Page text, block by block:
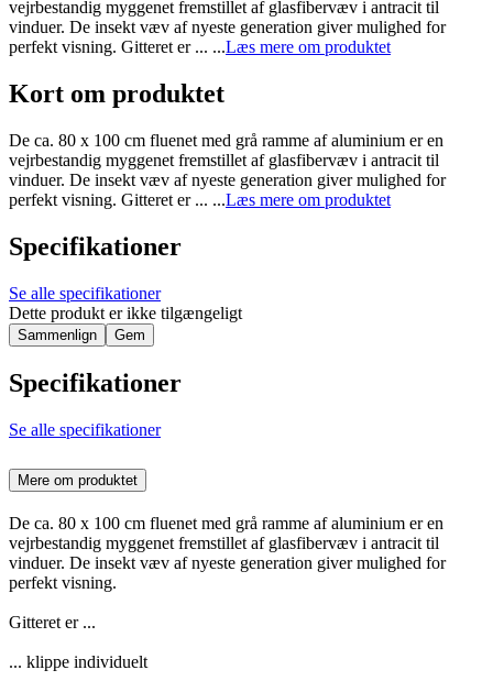
vejrbestandig myggenet fremstillet af glasfibervæv i antracit til
vinduer. De insekt væv af nyeste generation giver mulighed for
perfekt visning. Gitteret er ... ...Læs mere om produktet
Kort om produktet
De ca. 80 x 100 cm fluenet med grå ramme af aluminium er en
vejrbestandig myggenet fremstillet af glasfibervæv i antracit til
vinduer. De insekt væv af nyeste generation giver mulighed for
perfekt visning. Gitteret er ... ...Læs mere om produktet
Specifikationer
Se alle specifikationer
Dette produkt er ikke tilgængeligt
Sammenlign Gem
Specifikationer
Se alle specifikationer
Mere om produktet
De ca. 80 x 100 cm fluenet med grå ramme af aluminium er en
vejrbestandig myggenet fremstillet af glasfibervæv i antracit til
vinduer. De insekt væv af nyeste generation giver mulighed for
perfekt visning.
Gitteret er ...
... klippe individuelt